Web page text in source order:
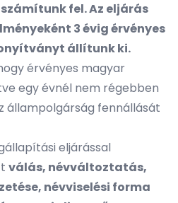
fel. Az eljárás
3 évig érvényes
állítunk ki.
érvényes magyar
egy évnél nem régebben
állampolgárság fennállását
eljárással
válás, névváltoztatás,
névviselési forma